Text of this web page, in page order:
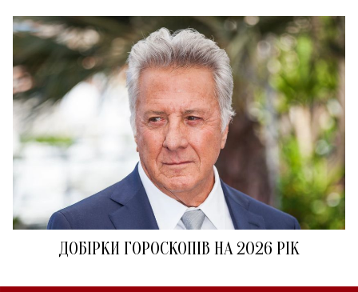
ДОБІРКИ ГОРОСКОПІВ НА 2026 РІК